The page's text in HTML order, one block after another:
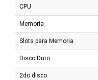
CPU
Memoria
Slots para Memoria
Disco Duro
2do disco